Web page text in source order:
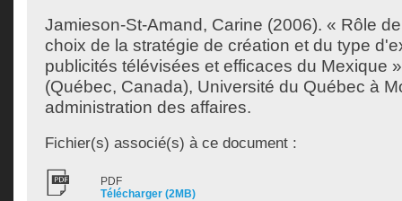
Jamieson-St-Amand, Carine (2006). « Rôle
choix de la stratégie de création et du type
publicités télévisées et efficaces du Mexique
(Québec, Canada), Université du Québec à
administration des affaires.
Fichier(s) associé(s) à ce document :
PDF
Télécharger (2MB)